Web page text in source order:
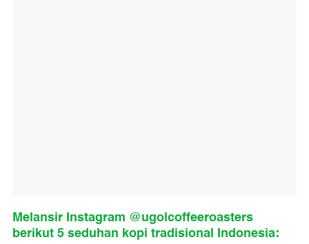
Melansir Instagram @ugolcoffeeroasters
berikut 5 seduhan kopi tradisional Indonesia: